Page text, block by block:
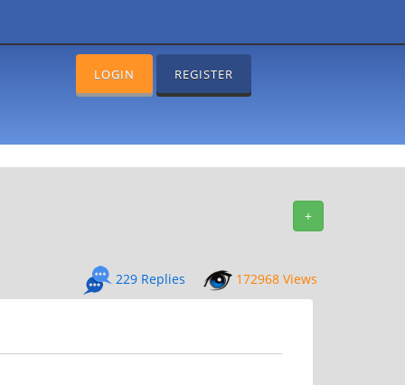
LOGIN REGISTER
+
229 Replies 172968 Views